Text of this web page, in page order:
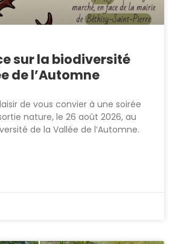
sur la biodiversité
de l’Automne
de vous convier à une soirée
nature, le 26 août 2026, au
de la Vallée de l’Automne.